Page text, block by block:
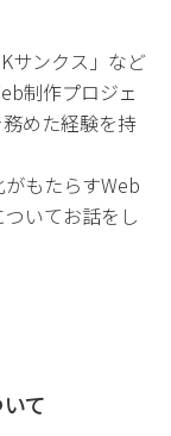
サンクス」など
制作プロジェ
めた経験を持
もたらすWeb
いてお話をし
て